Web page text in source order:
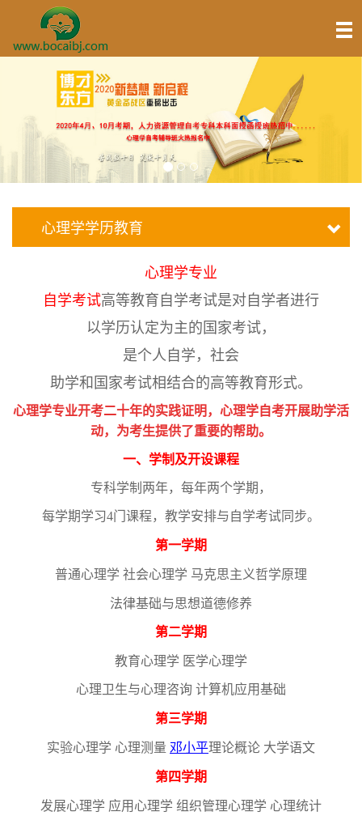
心理学学历教育
心理学专业
自学考试高等教育自学考试是对自学者进行
以学历认定为主的国家考试，
是个人自学，社会
助学和国家考试相结合的高等教育形式。
心理学专业开考二十年的实践证明，心理学自考开展助学活
动，为考生提供了重要的帮助。
一、学制及开设课程
专科学制两年，每年两个学期，
每学期学习4门课程，教学安排与自学考试同步。
第一学期
普通心理学 社会心理学 马克思主义哲学原理
法律基础与思想道德修养
第二学期
教育心理学 医学心理学
心理卫生与心理咨询 计算机应用基础
第三学期
实验心理学 心理测量 邓小平理论概论 大学语文
第四学期
发展心理学 应用心理学 组织管理心理学 心理统计